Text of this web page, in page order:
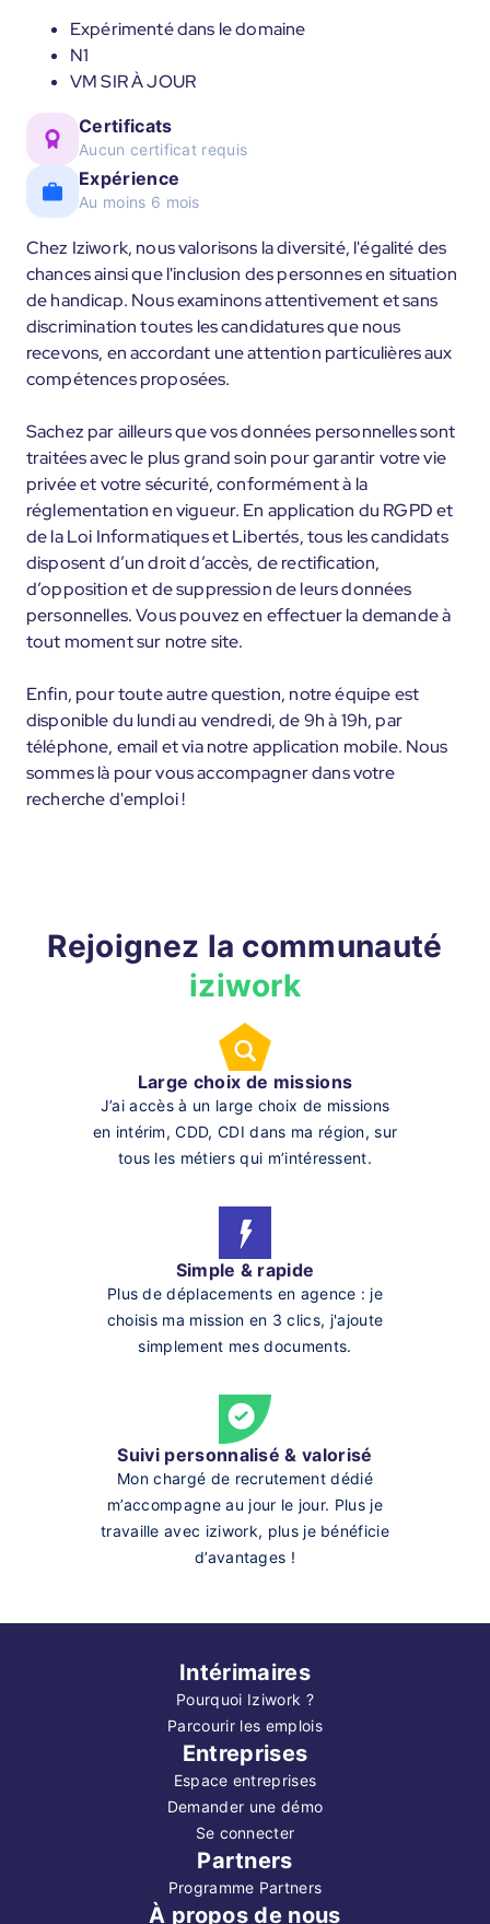
Expérimenté dans le domaine
N1
VM SIR À JOUR
Certificats
Aucun certificat requis
Expérience
Au moins 6 mois
Chez Iziwork, nous valorisons la diversité, l'égalité des
chances ainsi que l'inclusion des personnes en situation
de handicap. Nous examinons attentivement et sans
discrimination toutes les candidatures que nous
recevons, en accordant une attention particulières aux
compétences proposées.
Sachez par ailleurs que vos données personnelles sont
traitées avec le plus grand soin pour garantir votre vie
privée et votre sécurité, conformément à la
réglementation en vigueur. En application du RGPD et
de la Loi Informatiques et Libertés, tous les candidats
disposent d’un droit d’accès, de rectification,
d’opposition et de suppression de leurs données
personnelles. Vous pouvez en effectuer la demande à
tout moment sur notre site.
Enfin, pour toute autre question, notre équipe est
disponible du lundi au vendredi, de 9h à 19h, par
téléphone, email et via notre application mobile. Nous
sommes là pour vous accompagner dans votre
recherche d'emploi !
Rejoignez la communauté
iziwork
Large choix de missions
J’ai accès à un large choix de missions
en intérim, CDD, CDI dans ma région, sur
tous les métiers qui m’intéressent.
Simple & rapide
Plus de déplacements en agence : je
choisis ma mission en 3 clics, j'ajoute
simplement mes documents.
Suivi personnalisé & valorisé
Mon chargé de recrutement dédié
m’accompagne au jour le jour. Plus je
travaille avec iziwork, plus je bénéficie
d’avantages !
Intérimaires
Pourquoi Iziwork ?
Parcourir les emplois
Entreprises
Espace entreprises
Demander une démo
Se connecter
Partners
Programme Partners
À propos de nous